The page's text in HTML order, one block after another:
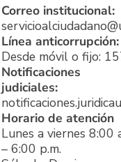
Correo institucional:
Línea anticorrupción:
Desde móvil o fijo:
Notificaciones
judiciales:
Horario de atención
Lunes a viernes 8:00
– 6:00 p.m.